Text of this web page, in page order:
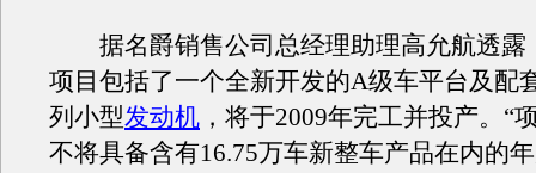
据名爵销售公司总经理助理高允航透露
项目包括了一个全新开发的A级车平台及配
列小型发动机 ，将于2009年完工并投产。“
不将具备含有16.75万车新整车产品在内的